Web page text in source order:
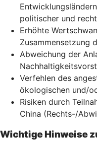
politischer und
Erhöhte
Zusammensetzung
Abweichung der
Verfehlen des
ökologischen und/
Risiken durch
China (Rechts-/
Wichtige Hinweise